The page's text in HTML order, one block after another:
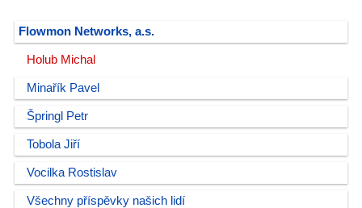
Flowmon Networks, a.s.
Holub Michal
Minařík Pavel
Špringl Petr
Tobola Jiří
Vocilka Rostislav
Všechny příspěvky našich lidí